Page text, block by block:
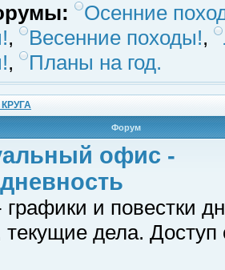
Осенние
, Весенние походы!,
, Планы на год.
Форум
офис -
графики и повестки
текущие дела.